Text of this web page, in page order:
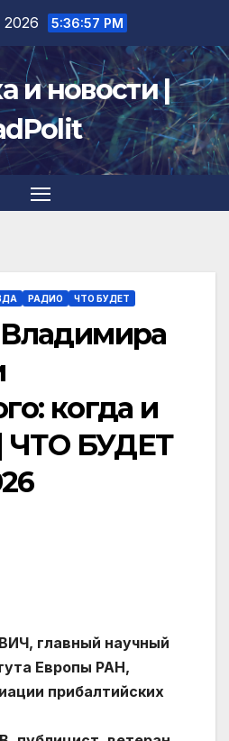
5:36:57 PM
и новости |
РАДИО ЧТО БУДЕТ
когда и
ЧТО БУДЕТ
главный научный
Европы РАН,
прибалтийских